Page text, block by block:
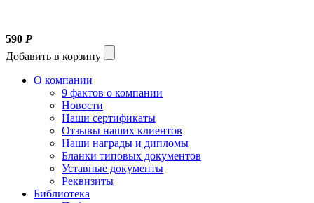
590 Р
Добавить в корзину
О компании
9 фактов о компании
Новости
Наши сертификаты
Отзывы наших клиентов
Наши награды и дипломы
Бланки типовых документов
Уставные документы
Реквизиты
Библиотека